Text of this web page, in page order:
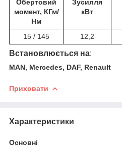
Обертовий
момент, КГм/
Нм
Зусилля
кВт
15 / 145 12,2
Встановлюється на:
MAN, Mercedes, DAF, Renault
Приховати
Характеристики
Основні